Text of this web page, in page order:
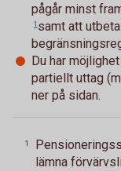
pågår minst
1 samt att
Du har
partiellt uttag
ner på sidan.
1
lämna